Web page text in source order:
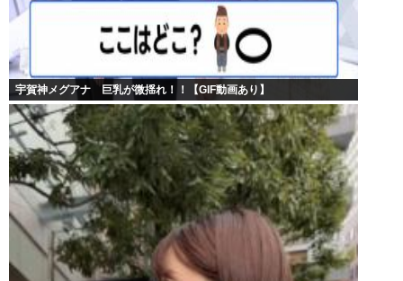
宇賀神メグアナ 巨乳が微揺れ！！【GIF動画あり】